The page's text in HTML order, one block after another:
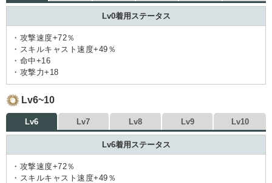
Lv0着用ステータス
・攻撃速度+72％
・スキルキャスト速度+49％
・命中+16
・攻撃力+18
Lv6~10
Lv6 Lv7 Lv8 Lv9 Lv10
Lv6着用ステータス
・攻撃速度+72％
・スキルキャスト速度+49％